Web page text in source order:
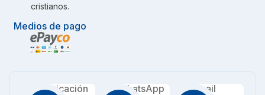
cristianos.
Medios de pago
Ubicación WhatsApp Email